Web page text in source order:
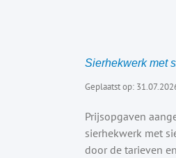
Sierhekwerk met
Geplaatst op:
Prijsopgaven
sierhekwerk met
door de tarieven